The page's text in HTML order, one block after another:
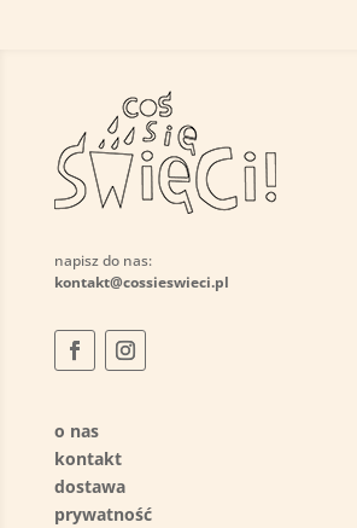
napisz do nas:
kontakt@cossieswieci.pl
o nas
kontakt
dostawa
prywatność